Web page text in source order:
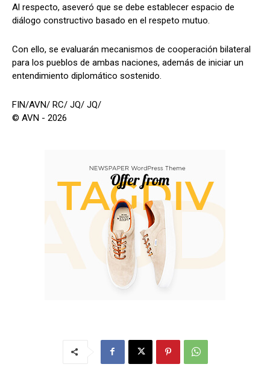
Al respecto, aseveró que se debe establecer espacio de
diálogo constructivo basado en el respeto mutuo.
Con ello, se evaluarán mecanismos de cooperación bilateral
para los pueblos de ambas naciones, además de iniciar un
entendimiento diplomático sostenido.
FIN/AVN/ RC/ JQ/ JQ/
© AVN - 2026